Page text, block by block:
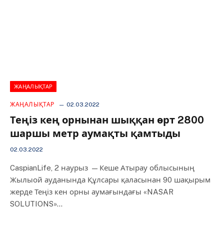
ЖАҢАЛЫҚТАР
ЖАҢАЛЫҚТАР 02.03.2022
Теңіз кең орнынан шыққан өрт 2800
шаршы метр аумақты қамтыды
02.03.2022
CaspianLife, 2 наурыз — Кеше Атырау облысының
Жылыой ауданында Құлсары қаласынан 90 шақырым
жерде Теңіз кен орны аумағындағы «NASAR
SOLUTIONS»…